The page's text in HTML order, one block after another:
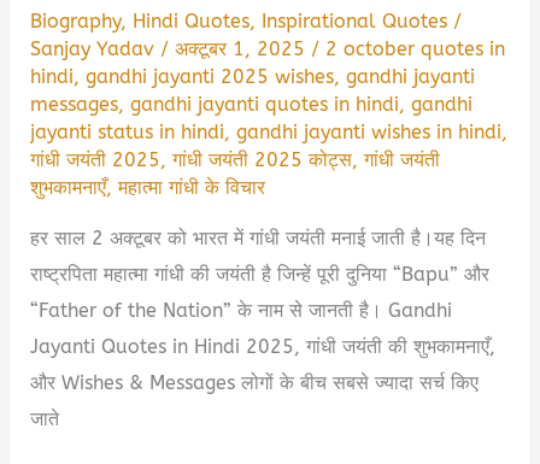
Biography, Hindi Quotes, Inspirational Quotes /
Sanjay Yadav /अक्टूबर 1, 2025 / 2 october quotes in
hindi,gandhi jayanti 2025 wishes,gandhi jayanti
messages,gandhi jayanti quotes in hindi,gandhi
jayanti status in hindi,gandhi jayanti wishes in hindi,
गांधी जयंती 2025,गांधी जयंती 2025 कोट्स,गांधी जयंती
शुभकामनाएँ,महात्मा गांधी के विचार
हर साल 2 अक्टूबर को भारत में गांधी जयंती मनाई जाती है।यह दिन
राष्ट्रपिता महात्मा गांधी की जयंती है जिन्हें पूरी दुनिया “Bapu” और
“Father of the Nation” के नाम से जानती है। Gandhi
Jayanti Quotes in Hindi 2025, गांधी जयंती की शुभकामनाएँ,
और Wishes & Messages लोगों के बीच सबसे ज्यादा सर्च किए
जाते